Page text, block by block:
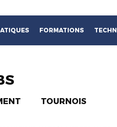
FORMATIONS
TOURNOIS